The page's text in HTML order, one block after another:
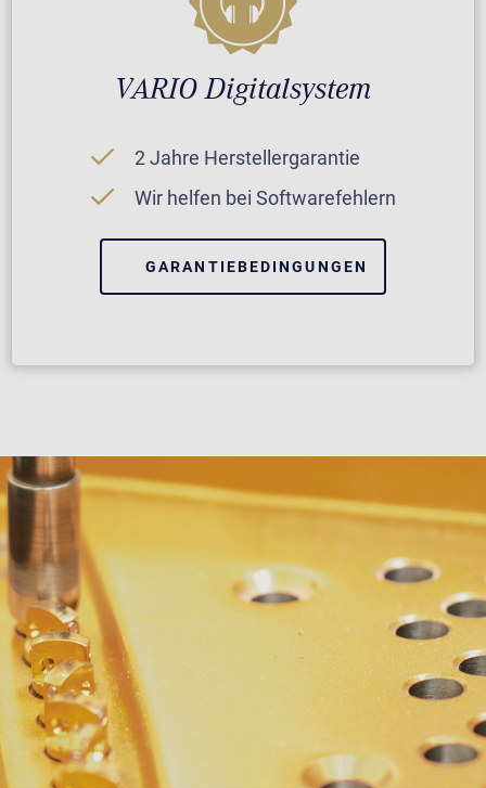
VARIO Digitalsystem
2 Jahre Herstellergarantie
Wir helfen bei Softwarefehlern
GARANTIEBEDINGUNGEN